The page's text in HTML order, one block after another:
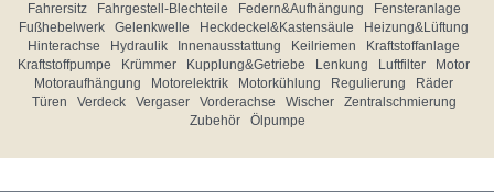
Fahrersitz
Fahrgestell-Blechteile Federn&Aufhängung
Fensteranlage
Fußhebelwerk
Gelenkwelle Heckdeckel&Kastensäule
Heizung&Lüftung
Hinterachse
Hydraulik Innenausstattung Keilriemen
Kraftstoffanlage
Kraftstoffpumpe
Krümmer Kupplung&Getriebe Lenkung Luftfilter
Motor
Motoraufhängung
Motorelektrik Motorkühlung Regulierung
Räder
Türen
Verdeck Vergaser Vorderachse Wischer
Zentralschmierung
Zubehör
Ölpumpe